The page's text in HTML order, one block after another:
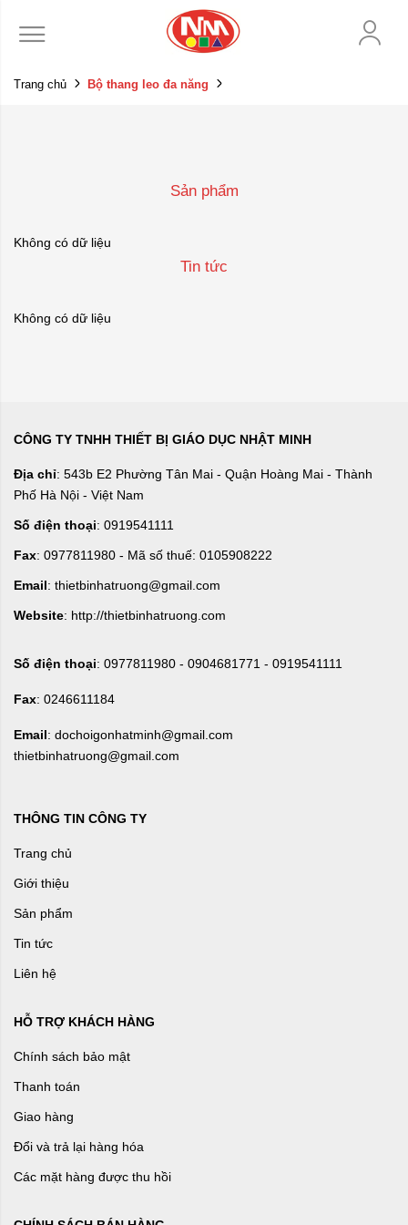
Trang chủ Bộ thang leo đa năng
Sản phẩm
Không có dữ liệu
Tin tức
Không có dữ liệu
CÔNG TY TNHH THIẾT BỊ GIÁO DỤC NHẬT MINH
Địa chỉ: 543b E2 Phường Tân Mai - Quận Hoàng Mai - Thành
Phố Hà Nội - Việt Nam
Số điện thoại: 0919541111
Fax: 0977811980 - Mã số thuế: 0105908222
Email: thietbinhatruong@gmail.com
Website: http://thietbinhatruong.com
Số điện thoại: 0977811980 - 0904681771 - 0919541111
Fax: 0246611184
Email: dochoigonhatminh@gmail.com
thietbinhatruong@gmail.com
THÔNG TIN CÔNG TY
Trang chủ
Giới thiệu
Sản phẩm
Tin tức
Liên hệ
HỖ TRỢ KHÁCH HÀNG
Chính sách bảo mật
Thanh toán
Giao hàng
Đổi và trả lại hàng hóa
Các mặt hàng được thu hồi